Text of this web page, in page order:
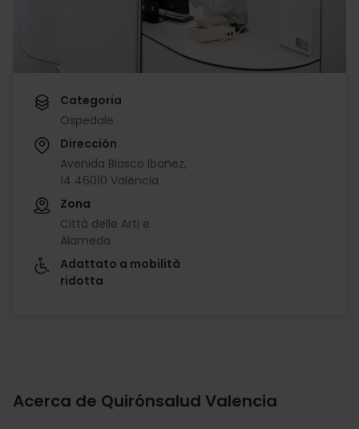
Categoria
Ospedale
Dirección
Avenida Blasco Ibañez,
14 46010 València
Zona
Città delle Arti e
Alameda
Adattato a mobilità
ridotta
Acerca de Quirónsalud Valencia